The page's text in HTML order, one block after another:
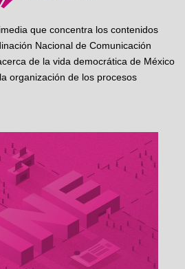
que concentra los contenidos
Nacional de Comunicación
de la vida democrática de México
organización de los procesos